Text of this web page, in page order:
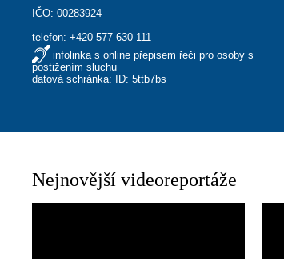
IČO: 00283924
telefon:+420 577 630 111
infolinka s online přepisem řeči pro osoby s
postižením sluchu
datová schránka: ID: 5ttb7bs
Nejnovější videoreportáže